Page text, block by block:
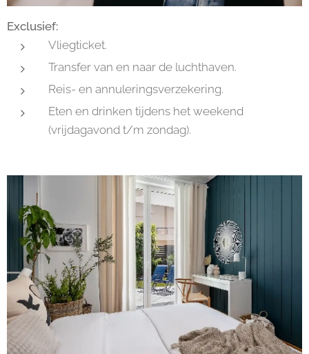
Exclusief:
Vliegticket.
Transfer van en naar de luchthaven.
Reis- en annuleringsverzekering.
Eten en drinken tijdens het weekend
(vrijdagavond t/m zondag).